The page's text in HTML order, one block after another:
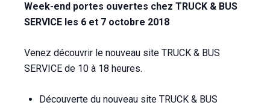
Week-end portes ouvertes chez TRUCK & BUS
SERVICE les 6 et 7 octobre 2018
Venez découvrir le nouveau site TRUCK & BUS
SERVICE de 10 à 18 heures.
Découverte du nouveau site TRUCK & BUS